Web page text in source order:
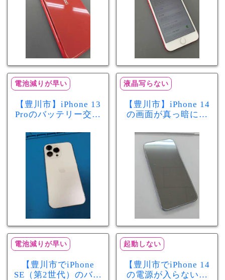
電池減りが早い
【豊川市】iPhone 13
Proのバッテリー交換
が早い症状も当日90
分で改善
液晶写らない
【豊川市】iPhone 14
の画面が真っ暗に…
修理！データそのま
まで復旧しました
電池減りが早い
【豊川市でiPhone
SE（第2世代）のバッ
起動しない
【豊川市でiPhone 14
の電源が入らない修